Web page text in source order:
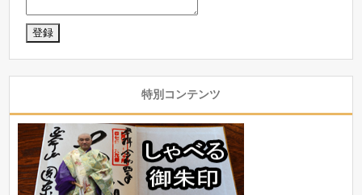
特別コンテンツ